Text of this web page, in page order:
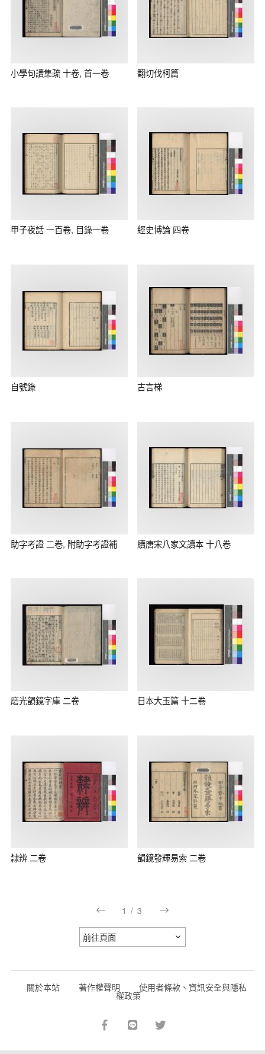
小學句讀集疏 十卷, 首一卷 翻切伐柯篇
甲子夜話 一百卷, 目錄一卷 經史博論 四卷
自號錄 古言梯
助字考證 二卷, 附助字考證補 續唐宋八家文讀本 十八卷
磨光韻鏡字庫 二卷 日本大玉篇 十二卷
隸辨 二卷 韻鏡發輝易索 二卷
1 /3
關於本站 著作權聲明 使用者條款、資訊安全與隱私
權政策